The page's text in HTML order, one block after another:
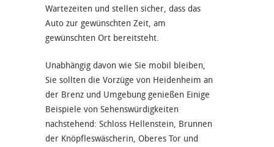
Wartezeiten und stellen sicher, dass das
Auto zur gewünschten Zeit, am
gewünschten Ort bereitsteht.
Unabhängig davon wie Sie mobil bleiben,
Sie sollten die Vorzüge von Heidenheim an
der Brenz und Umgebung genießen Einige
Beispiele von Sehenswürdigkeiten
nachstehend: Schloss Hellenstein, Brunnen
der Knöpfleswäscherin, Oberes Tor und